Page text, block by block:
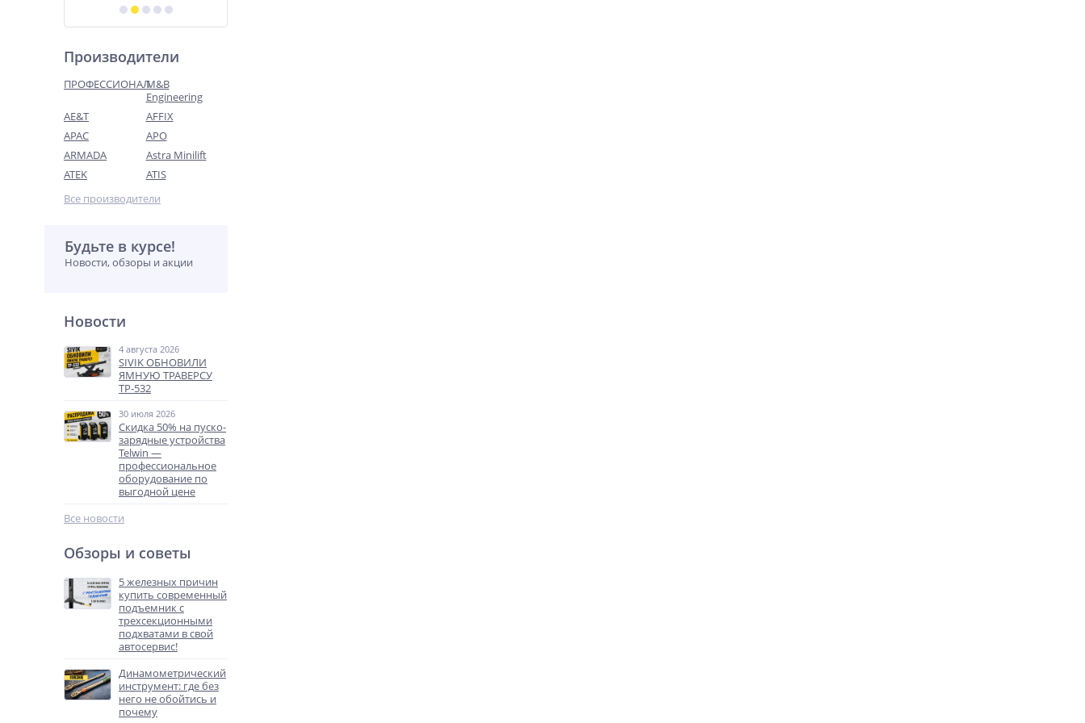
Производители
ПРОФЕССИОНАЛM&B
Engineering
AE&T
AFFIX
APAC
APO
ARMADA
Astra Minilift
ATEK
ATIS
Все производители
Будьте в курсе!
Новости, обзоры и акции
Новости
4 августа 2026
SIVIK ОБНОВИЛИ
ЯМНУЮ ТРАВЕРСУ
ТР-532
30 июля 2026
Скидка 50% на пуско-
зарядные устройства
Telwin —
профессиональное
оборудование по
выгодной цене
Все новости
Обзоры и советы
5 железных причин
купить современный
подъемник с
трехсекционными
подхватами в свой
автосервис!
Динамометрический
инструмент: где без
него не обойтись и
почему